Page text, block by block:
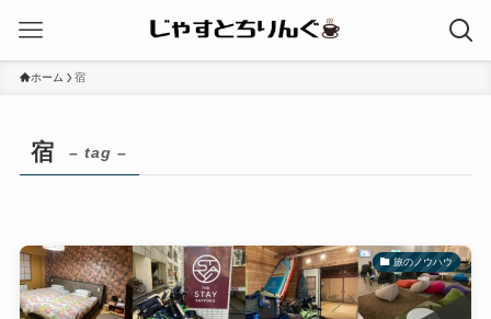
ホーム 宿
宿 – tag –
旅のノウハウ